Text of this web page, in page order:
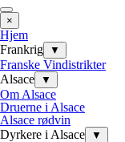
×
Hjem
Frankrig
▼
Franske Vindistrikter
Alsace
▼
Om Alsace
Druerne i Alsace
Alsace rødvin
Dyrkere i Alsace
▼